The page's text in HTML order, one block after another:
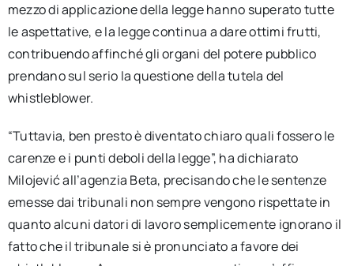
mezzo di applicazione della legge hanno superato tutte
le aspettative, e la legge continua a dare ottimi frutti,
contribuendo affinché gli organi del potere pubblico
prendano sul serio la questione della tutela del
whistleblower.
“Tuttavia, ben presto è diventato chiaro quali fossero le
carenze e i punti deboli della legge”, ha dichiarato
Milojević all’agenzia Beta, precisando che le sentenze
emesse dai tribunali non sempre vengono rispettate in
quanto alcuni datori di lavoro semplicemente ignorano il
fatto che il tribunale si è pronunciato a favore dei